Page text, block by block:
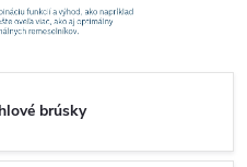
brúsky